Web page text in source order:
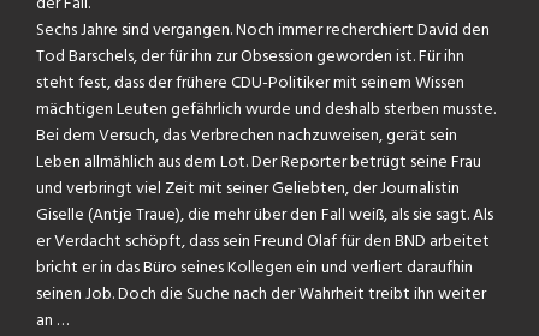
Sechs Jahre sind vergangen. Noch immer recherchiert David den
Tod Barschels, der für ihn zur Obsession geworden ist. Für ihn
steht fest, dass der frühere CDU-Politiker mit seinem Wissen
mächtigen Leuten gefährlich wurde und deshalb sterben musste.
Bei dem Versuch, das Verbrechen nachzuweisen, gerät sein
Leben allmählich aus dem Lot. Der Reporter betrügt seine Frau
und verbringt viel Zeit mit seiner Geliebten, der Journalistin
Giselle (Antje Traue), die mehr über den Fall weiß, als sie sagt. Als
er Verdacht schöpft, dass sein Freund Olaf für den BND arbeitet
bricht er in das Büro seines Kollegen ein und verliert daraufhin
seinen Job. Doch die Suche nach der Wahrheit treibt ihn weiter
an …